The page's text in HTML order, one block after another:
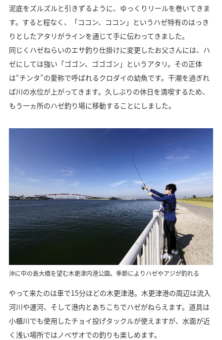
泥底をズルズルと引きずるように、ゆっくりリールを巻いてきま
す。すると程なく、「ココン、ココン」というハゼ特有のはっき
りとしたアタリがラインを通じて手に伝わってきました。
同じくハゼねらいのエサ釣り仕掛けに変更したお父さんには、ハ
ゼにしては強い「ゴゴン、ゴゴゴン」というアタリ。その正体
は“チンタ”の愛称で呼ばれるクロダイの幼魚です。干潮を過ぎれ
ば川の水位が上がってきます。久しぶりの休日を満喫するため、
もう一ヵ所のハゼ釣り場に移動することにしました。
沖に中の島大橋を望む木更津内港公園。季節によりハゼやアジが釣れる
やって来たのは車で15分ほどの木更津港。木更津港の周辺は流入
河川や運河、そして港内とあちこちでハゼがねらえます。道具は
小櫃川でも使用したチョイ投げタックルが使えますが、水面が近
く浅い場所ではノベザオでの釣りも楽しめます。